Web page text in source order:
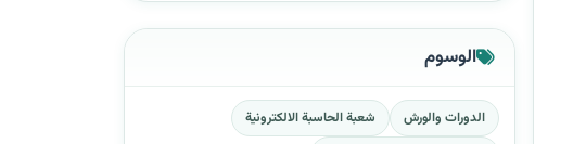
الوسوم
الدورات والورش
شعبة الحاسبة الالكترونية